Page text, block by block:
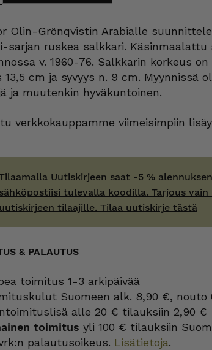
Olin-Grönqvistin Arabialle
sarjan ruskea salkkari. Käsinmaalattu
v. 1960-76. Salkkarin korkeus on
13,5 cm ja syvyys n. 9 cm. Myynnissä
ja muutenkin hyväkuntoinen.
verkkokauppamme viimeisimpiin
Uutiskirjeen saat -5 % alennuksen
sähköpostiisi tulevalla koodilla. Tarjous vain
uutiskirjeen tilaajille. Tilaa uutiskirje tästä
& PALAUTUS
toimitus 1-3 arkipäivää
Suomeen alk. 8,90 €, nouto
alle 20 € tilauksiin 2,90 €
toimitus yli 100 € tilauksiin
palautusoikeus. Lisätietoja.